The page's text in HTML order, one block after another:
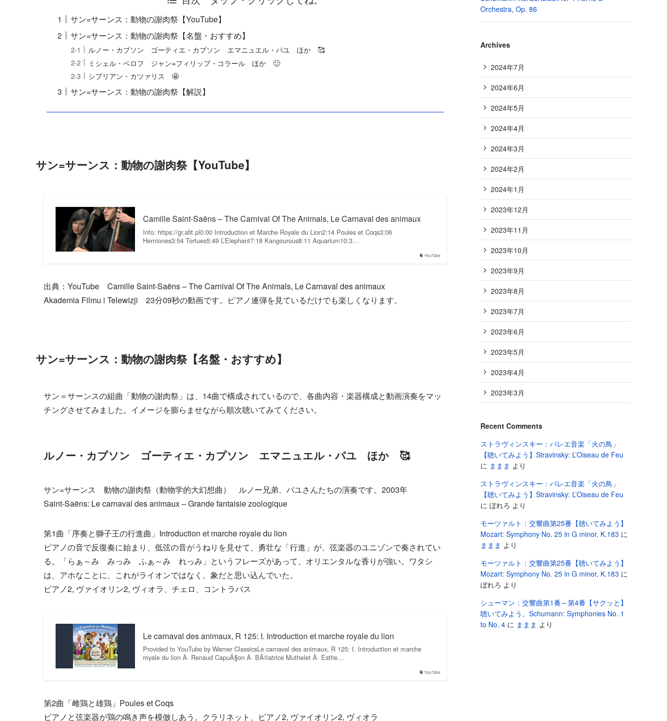
サン=サーンス：動物の謝肉祭【YouTube】
サン=サーンス：動物の謝肉祭【名盤・おすすめ】
ルノー・カプソン ゴーティエ・カプソン エマニュエル・パユ ほか 🥰
ミシェル・ベロフ ジャン=フィリップ・コラール ほか 🙂
シプリアン・カツァリス 🤩
サン=サーンス：動物の謝肉祭【解説】
サン=サーンス：動物の謝肉祭【YouTube】
YouTube
Camille Saint-Saëns – The Carnival Of The Animals, Le Carnaval des animaux
Info: https://gr.afit.pl0:00 Introduction et Marche Royale du Lion2:14 Poules et Coqs3:06
Hemiones3:54 Tortues5:49 L’Elephant7:18 Kangourous8:11 Aquarium10:3…
出典：YouTube Camille Saint-Saëns – The Carnival Of The Animals, Le Carnaval des animaux
Akademia Filmu i Telewizji 23分09秒の動画です。ピアノ連弾を見ているだけでも楽しくなります。
サン=サーンス：動物の謝肉祭【名盤・おすすめ】
サン＝サーンスの組曲「動物の謝肉祭」は、14曲で構成されているので、各曲内容・楽器構成と動画演奏をマッ
チングさせてみました。イメージを膨らませながら順次聴いてみてください。
ルノー・カプソン ゴーティエ・カプソン エマニュエル・パユ ほか 🥰
サン=サーンス 動物の謝肉祭（動物学的大幻想曲） ルノー兄弟、パユさんたちの演奏です。2003年
Saint-Saëns: Le carnaval des animaux – Grande fantaisie zoologique
第1曲「序奏と獅子王の行進曲」Introduction et marche royale du lion
ピアノの音で反復奏に始まり、低弦の音がうねりを見せて、勇壮な「行進」が、弦楽器のユニゾンで奏されてい
る。「らぁ～み みっみ ふぁ～み れっみ」というフレーズがあって、オリエンタルな香りが強い。ワタシ
は、アホなことに、これがライオンではなく、象だと思い込んでいた。
ピアノ2, ヴァイオリン2, ヴィオラ、チェロ、コントラバス
YouTube
Le carnaval des animaux, R 125: I. Introduction et marche royale du lion
Provided to YouTube by Warner ClassicsLe carnaval des animaux, R 125: I. Introduction et marche
royale du lion Â· Renaud CapuÃ§on Â· BÃ©atrice Muthelet Â· Esthe…
第2曲「雌鶏と雄鶏」Poules et Coqs
ピアノと弦楽器が鶏の鳴き声を模倣しあう。クラリネット、ピアノ2, ヴァイオリン2, ヴィオラ
Orchestra, Op. 86
Archives
2024年7月
2024年6月
2024年5月
2024年4月
2024年3月
2024年2月
2024年1月
2023年12月
2023年11月
2023年10月
2023年9月
2023年8月
2023年7月
2023年6月
2023年5月
2023年4月
2023年3月
Recent Comments
ストラヴィンスキー：バレエ音楽「火の鳥」
【聴いてみよう】Stravinsky: L’Oiseau de Feu
に ままま より
ストラヴィンスキー：バレエ音楽「火の鳥」
【聴いてみよう】Stravinsky: L’Oiseau de Feu
に ぼれろ より
モーツァルト：交響曲第25番【聴いてみよう】
Mozart: Symphony No. 25 in G minor, K.183 に
ままま より
モーツァルト：交響曲第25番【聴いてみよう】
Mozart: Symphony No. 25 in G minor, K.183 に
ぼれろ より
シューマン：交響曲第1番～第4番【サクッと】
聴いてみよう。Schumann: Symphonies No. 1
to No. 4 に ままま より